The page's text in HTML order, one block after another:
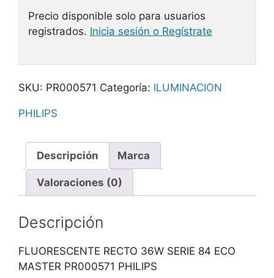
Precio disponible solo para usuarios
registrados. Inicia sesión o Regístrate
SKU: PR000571 Categoría: ILUMINACION
PHILIPS
Descripción Marca
Valoraciones (0)
Descripción
FLUORESCENTE RECTO 36W SERIE 84 ECO
MASTER PR000571 PHILIPS